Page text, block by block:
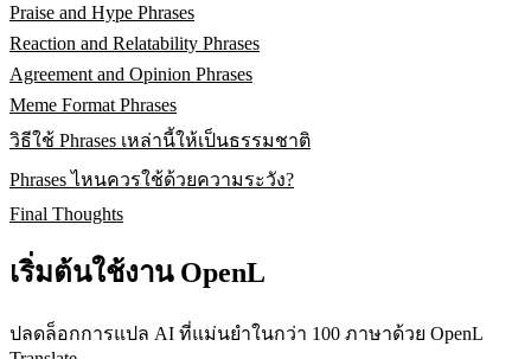
Praise and Hype Phrases
Reaction and Relatability Phrases
Agreement and Opinion Phrases
Meme Format Phrases
วิธีใช้ Phrases เหล่านี้ให้เป็นธรรมชาติ
Phrases ไหนควรใช้ด้วยความระวัง?
Final Thoughts
เริ่มต้นใช้งาน OpenL
ปลดล็อกการแปล AI ที่แม่นยำในกว่า 100 ภาษาด้วย OpenL